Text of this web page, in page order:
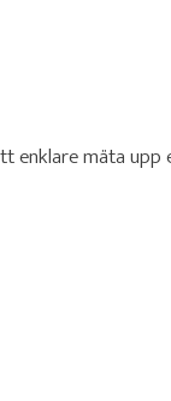
mäta upp